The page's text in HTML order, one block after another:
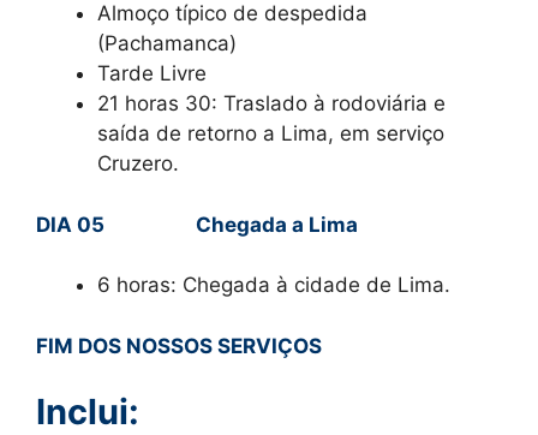
Almoço típico de despedida
(Pachamanca)
Tarde Livre
21 horas 30: Traslado à rodoviária e
saída de retorno a Lima, em serviço
Cruzero.
DIA 05 Chegada a Lima
6 horas: Chegada à cidade de Lima.
FIM DOS NOSSOS SERVIÇOS
Inclui: